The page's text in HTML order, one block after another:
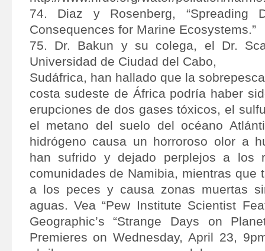
74. Diaz y Rosenberg, “Spreading
Consequences for Marine Ecosystems.”
75. Dr. Bakun y su colega, el Dr.
Universidad de Ciudad del Cabo,
Sudáfrica, han hallado que la
costa sudeste de África podría haber
erupciones de dos gases tóxicos, el
el metano del suelo del océano
hidrógeno causa un horroroso olor a
han sufrido y dejado perplejos a los
comunidades de Namibia, mientras que
a los peces y causa zonas muertas
aguas. Vea “Pew Institute Scientist
Geographic’s “Strange Days on
Premieres on Wednesday, April 23,